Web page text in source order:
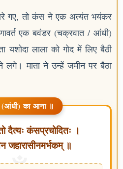
गए, तो कंस ने एक अत्यंत भयंकर
एक बवंडर (चक्रवात / आंधी)
लाला को गोद में लिए बैठी
लगे। माता ने उन्हें जमीन पर बैठा
(आंधी) का आना ॥
दैत्यः कंसप्रचोदितः ।
जहारासीनमर्भकम् ॥